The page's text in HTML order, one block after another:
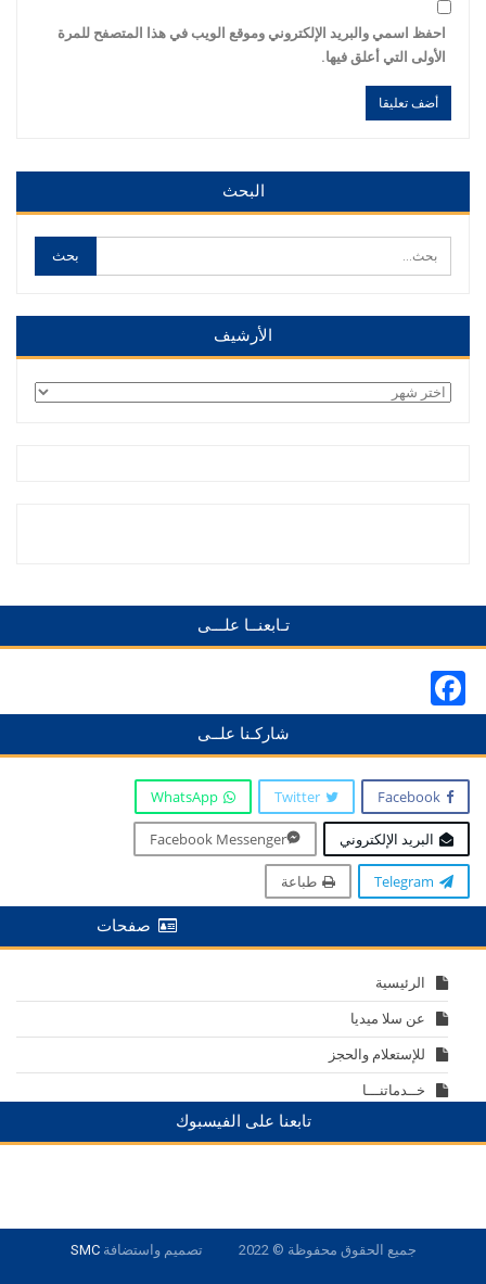
احفظ اسمي والبريد الإلكتروني وموقع الويب في هذا المتصفح للمرة
الأولى التي أعلق فيها.
البحث
الأرشيف
الأرشيف
تـابعنــا علـــى
شاركـنا علــى
Facebook
Twitter
WhatsApp
البريد الإلكتروني Facebook Messenger
Telegram طباعة
صفحات
الرئيسية
عن سلا ميديا
للإستعلام والحجز
خــدماتنـــا
تابعنا على الفيسبوك
جميع الحقوق محفوظة © 2022 تصميم واستضافةSMC